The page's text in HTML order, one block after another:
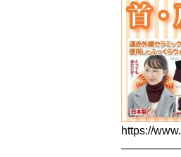
https://